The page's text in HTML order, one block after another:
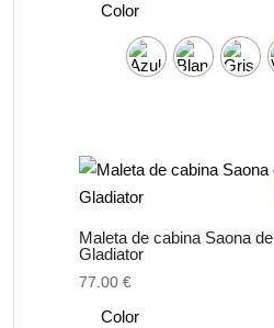
Color
Maleta de cabina Saona de
Gladiator
77.00 €
Color